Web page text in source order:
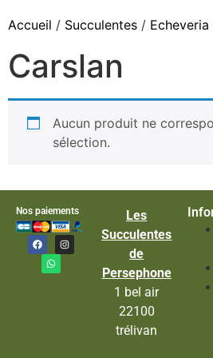
Accueil / Succulentes / Echeveria
Carslan
Aucun produit ne
sélection.
Nos paiements
Les
Succulentes
de
Persephone
1 bel air
22100
trélivan